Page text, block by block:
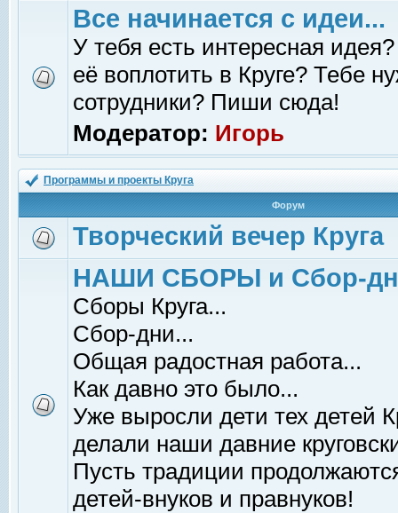
Все начинается с идеи...
У тебя есть интересная
её воплотить в Круге? Тебе
сотрудники? Пиши сюда!
Модератор: Игорь
Программы и проекты Круга
Форум
Творческий вечер Круга
НАШИ СБОРЫ и Сбор-
Сборы Круга...
Сбор-дни...
Общая радостная работа...
Как давно это было...
Уже выросли дети тех детей
делали наши давние
Пусть традиции
детей-внуков и правнуков!